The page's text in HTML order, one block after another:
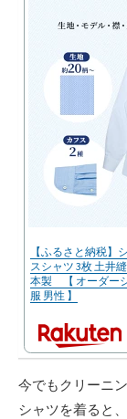
【ふるさと納税】
スシャツ 3枚 土井
本製 【 オーダー
服 男性 】
今でもクリーニ
シャツを着ると